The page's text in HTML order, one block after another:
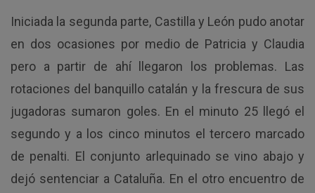
Iniciada la segunda parte, Castilla y León pudo anotar
en dos ocasiones por medio de Patricia y Claudia
pero a partir de ahí llegaron los problemas. Las
rotaciones del banquillo catalán y la frescura de sus
jugadoras sumaron goles. En el minuto 25 llegó el
segundo y a los cinco minutos el tercero marcado
de penalti. El conjunto arlequinado se vino abajo y
dejó sentenciar a Cataluña. En el otro encuentro de